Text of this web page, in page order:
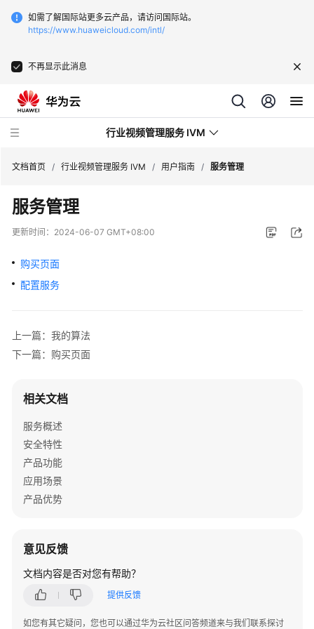
如需了解国际站更多云产品，请访问国际站。
https://www.huaweicloud.com/intl/
不再显示此消息
行业视频管理服务 IVM
产
品
绍
用
南
视
管
理
服
务
使
用
准
工
作
文档首页 / 行业视频管理服务 IVM / 用户指南 / 服务管理
服务管理
更新时间： 2024-06-07 GMT+08:00
购买页面
配置服务
上一篇：我的算法
下一篇：购买页面
相关文档
服务概述
安全特性
产品功能
应用场景
产品优势
意见反馈
文档内容是否对您有帮助？
提供反馈
如您有其它疑问，您也可以通过华为云社区问答频道来与我们联系探讨